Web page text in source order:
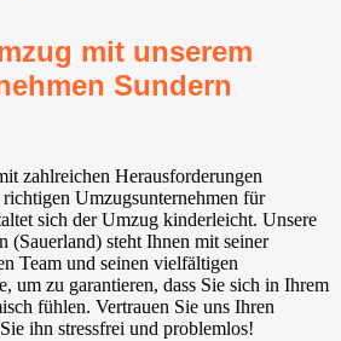
mit unserem
Sundern
zahlreichen Herausforderungen
Umzugsunternehmen für
sich der Umzug kinderleicht. Unsere
(Sauerland) steht Ihnen mit seiner
Team und seinen vielfältigen
um zu garantieren, dass Sie sich in Ihrem
fühlen. Vertrauen Sie uns Ihren
ihn stressfrei und problemlos!